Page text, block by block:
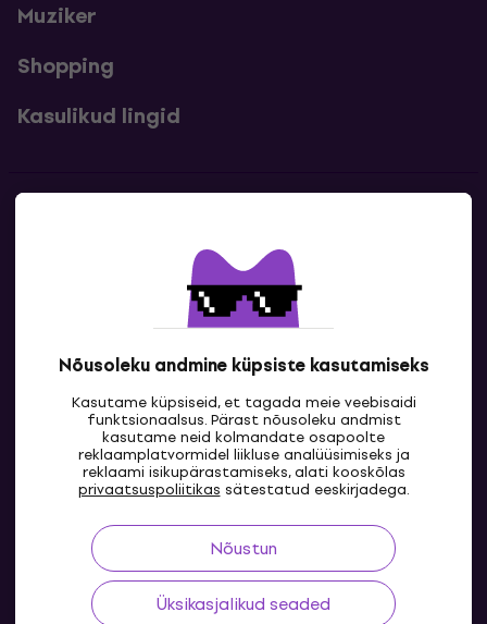
Nõusoleku andmine küpsiste kasutamiseks
Kasutame küpsiseid, et tagada meie veebisaidi
funktsionaalsus. Pärast nõusoleku andmist
kasutame neid kolmandate osapoolte
reklaamplatvormidel liikluse analüüsimiseks ja
reklaami isikupärastamiseks, alati kooskõlas
privaatsuspoliitikas sätestatud eeskirjadega.
Nõustun
Üksikasjalikud seaded
Muziker
Shopping
Kasulikud lingid
Kontaktandmed
EE